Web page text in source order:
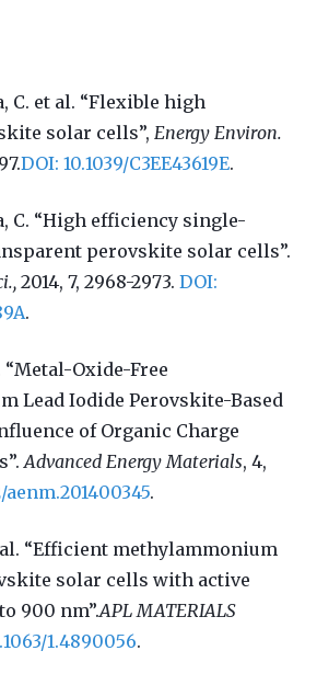
C. et al. “Flexible high
solar cells”, Energy Environ.
DOI: 10.1039/C3EE43619E.
C. “High efficiency single-
perovskite solar cells”.
2014, 7, 2968-2973. DOI:
.
Oxide-Free
Lead Iodide Perovskite-Based
of Organic Charge
Advanced Energy Materials, 4,
aenm.201400345.
“Efficient methylammonium
solar cells with active
900 nm”.APL MATERIALS
1.4890056.